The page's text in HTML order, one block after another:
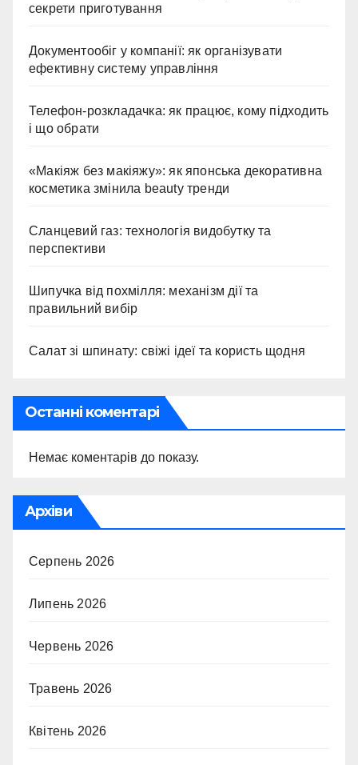
секрети приготування
Документообіг у компанії: як організувати
ефективну систему управління
Телефон-розкладачка: як працює, кому підходить
і що обрати
«Макіяж без макіяжу»: як японська декоративна
косметика змінила beauty тренди
Сланцевий газ: технологія видобутку та
перспективи
Шипучка від похмілля: механізм дії та
правильний вибір
Салат зі шпинату: свіжі ідеї та користь щодня
Останні коментарі
Немає коментарів до показу.
Архіви
Серпень 2026
Липень 2026
Червень 2026
Травень 2026
Квітень 2026